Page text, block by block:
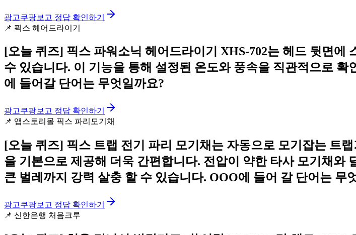
광고쿠팡보고 정답 확인하기
📌 픽스 헤어드라이기
[오늘 퀴즈] 픽스 파워소닉 헤어드라이기 XHS-702는 헤드 뒷면
수 있습니다. 이 기능을 통해 설정된 온도와 풍속을 직관적으로
에 들어갈 단어는 무엇일까요?
광고쿠팡보고 정답 확인하기
📌 앱스토리몰 픽스 파리모기채
[오늘 퀴즈] 픽스 트랩 전기 파리 모기채는 자동으로 모기잡는 트
을 기본으로 제공해 더욱 간편합니다. 전압이 약한 타사 모기채와
큰 벌레까지 강력 살충 할 수 있습니다. OOO에 들어 갈 단어는 무
광고쿠팡보고 정답 확인하기
📌 신한은행 처음크루